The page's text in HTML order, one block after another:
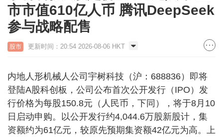
市市值610亿人币 腾讯DeepSeek
参与战略配售
股市 更新时间：20:54 2026-08-06 HKT
内地人形机械人公司宇树科技（沪：688836）即将
登陆A股科创板，公司公布首次公开发行（IPO）发
行价格为每股150.8元（人民币，下同），将于8月10
日启动申购。以公开发行约4,044.6万股新股计，集
资额约为61亿元，较原先预期集资额42亿元为高。上